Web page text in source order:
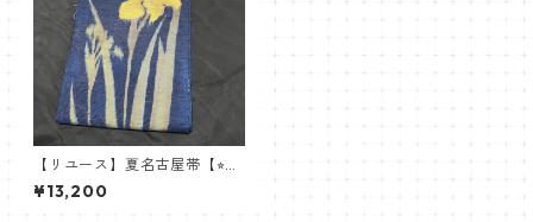
【リユース】夏名古屋帯【⭐︎逸
品】
¥13,200